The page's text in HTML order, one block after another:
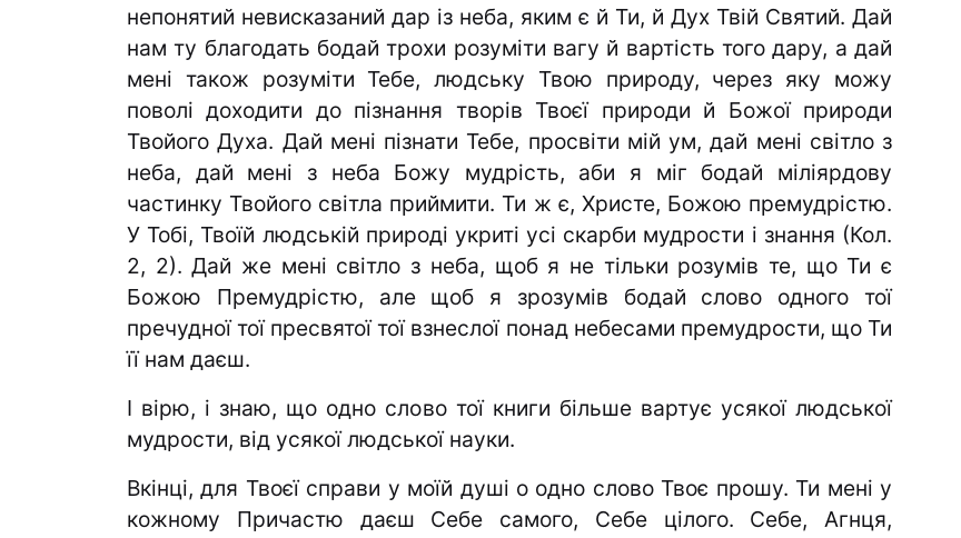
непонятий невисказаний дар із неба, яким є й Ти, й Дух Твій Святий. Дай
нам ту благодать бодай трохи розуміти вагу й вартість того дару, а дай
мені також розуміти Тебе, людську Твою природу, через яку можу
поволі доходити до пізнання творів Твоєї природи й Божої природи
Твойого Духа. Дай мені пізнати Тебе, просвіти мій ум, дай мені світло з
неба, дай мені з неба Божу мудрість, аби я міг бодай міліярдову
частинку Твойого світла приймити. Ти ж є, Христе, Божою премудрістю.
У Тобі, Твоїй людській при­роді укриті усі скарби мудрости і знання (Кол.
2, 2). Дай же мені світло з неба, щоб я не тільки розумів те, що Ти є
Божою Премудрістю, але щоб я зрозумів бодай слово одного тої
пречудної тої пресвятої тої взнеслої понад небесами премудрости, що Ти
її нам даєш.
І вірю, і знаю, що одно слово тої книги більше вартує усякої людської
мудрости, від усякої людської науки.
Вкінці, для Твоєї справи у моїй душі о одно слово Твоє прошу. Ти мені у
кожному Причастю даєш Себе самого, Себе цілого. Себе, Агнця,